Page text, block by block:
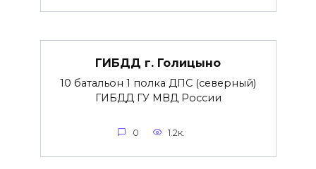
ГИБДД г. Голицыно
10 батальон 1 полка ДПС (северный)
ГИБДД ГУ МВД России
0 1.2к.